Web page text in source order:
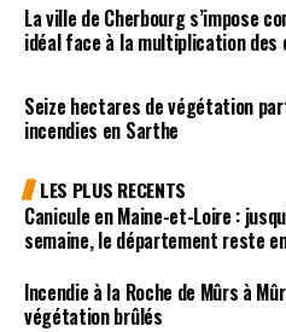
La ville de Cherbourg s’impose
idéal face à la multiplication des
Seize hectares de végétation
incendies en Sarthe
LES PLUS RECENTS
Canicule en Maine-et-Loire :
semaine, le département reste
Incendie à la Roche de Mûrs à
végétation brûlés